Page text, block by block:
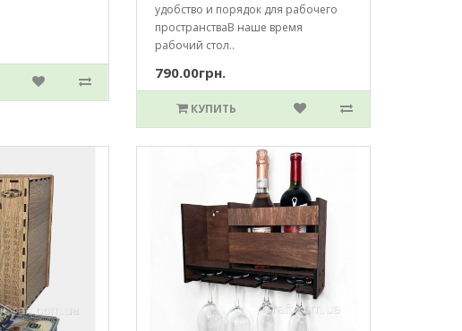
удобство и порядок для рабочего
пространстваВ наше время
рабочий стол..
790.00грн.
КУПИТЬ